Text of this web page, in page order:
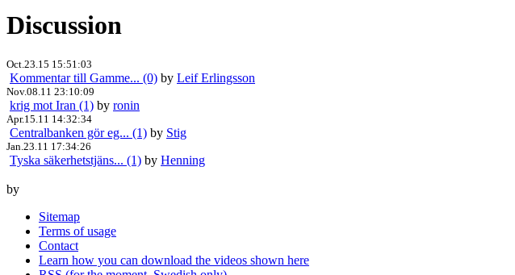
Discussion
Oct.23.15 15:51:03
Kommentar till Gamme... (0) by Leif Erlingsson
Nov.08.11 23:10:09
krig mot Iran (1) by ronin
Apr.15.11 14:32:34
Centralbanken gör eg... (1) by Stig
Jan.23.11 17:34:26
Tyska säkerhetstjäns... (1) by Henning
by
Sitemap
Terms of usage
Contact
Learn how you can download the videos shown here